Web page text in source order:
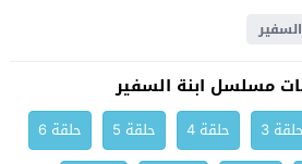
مسلسل ابنة السفير
حلقة 3 حلقة 4 حلقة 5
حلقة 6